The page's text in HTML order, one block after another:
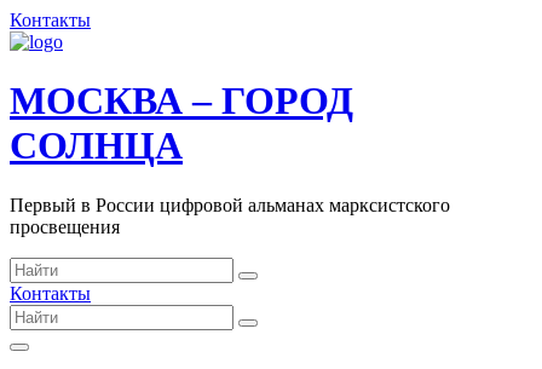
Контакты
МОСКВА – ГОРОД
СОЛНЦА
Первый в России цифровой альманах марксистского
просвещения
Контакты